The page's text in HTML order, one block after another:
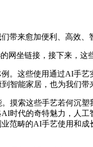
来愈加便利、高效、
坐链接，接下来，这
这些使用通过AI手艺
智能家居，也为我们
索这些手艺若何沉塑
时代的奇特魅力，人
畴的AI手艺使用和